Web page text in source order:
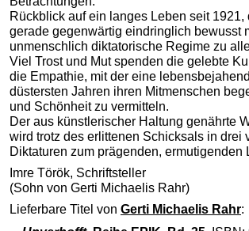
Rückblick auf ein langes Leben seit 1921,
gerade gegenwärtig eindringlich bewusst
unmenschlich diktatorische Regime zu
Viel Trost und Mut spenden die gelebte
die Empathie, mit der eine
düstersten Jahren ihren Mitmenschen
und Schönheit zu vermitteln.
Der aus künstlerischer Haltung genährte
wird trotz des erlittenen Schicksals in drei
Diktaturen zum prägenden, ermutigenden
Imre Török, Schriftsteller
(Sohn von Gerti Michaelis Rahr)
Lieferbare Titel von Gerti Michaelis Rahr: